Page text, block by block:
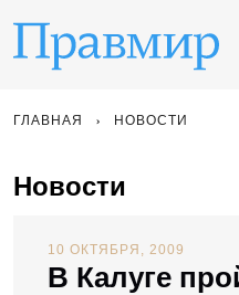
ГЛАВНАЯ НОВОСТИ
Новости
10 ОКТЯБРЯ, 2009
В Калуге